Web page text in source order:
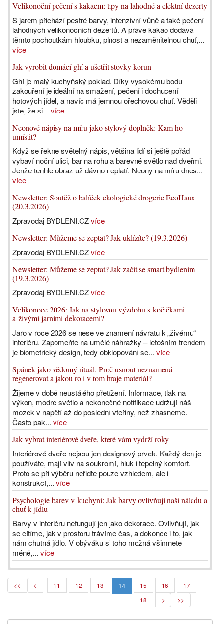
Velikonoční pečení s kakaem: tipy na lahodné a efektní dezerty
S jarem přichází pestré barvy, intenzivní vůně a také pečení
lahodných velikonočních dezertů. A právě kakao dodává
těmto pochoutkám hloubku, plnost a nezaměnitelnou chuť,...
více
Jak vyrobit domácí ghí a ušetřit stovky korun
Ghí je malý kuchyňský poklad. Díky vysokému bodu
zakouření je ideální na smažení, pečení i dochucení
hotových jídel, a navíc má jemnou ořechovou chuť. Věděli
jste, že si... více
Neonové nápisy na míru jako stylový doplněk: Kam ho
umístit?
Když se řekne světelný nápis, většina lidí si ještě pořád
vybaví noční ulici, bar na rohu a barevné světlo nad dveřmi.
Jenže tenhle obraz už dávno neplatí. Neony na míru dnes...
více
Newsletter: Soutěž o balíček ekologické drogerie EcoHaus
(20.3.2026)
Zpravodaj BYDLENI.CZvíce
Newsletter: Můžeme se zeptat? Jak uklízíte? (19.3.2026)
Zpravodaj BYDLENI.CZvíce
Newsletter: Můžeme se zeptat? Jak začít se smart bydlením
(19.3.2026)
Zpravodaj BYDLENI.CZvíce
Velikonoce 2026: Jak na stylovou výzdobu s kočičkami
a živými jarními dekoracemi?
Jaro v roce 2026 se nese ve znamení návratu k „živému“
interiéru. Zapomeňte na umělé náhražky – letošním trendem
je biometrický design, tedy obklopování se... více
Spánek jako vědomý rituál: Proč usnout neznamená
regenerovat a jakou roli v tom hraje materiál?
Žijeme v době neustálého přetížení. Informace, tlak na
výkon, modré světlo a nekonečné notifikace udržují náš
mozek v napětí až do poslední vteřiny, než zhasneme.
Často pak... více
Jak vybrat interiérové dveře, které vám vydrží roky
Interiérové dveře nejsou jen designový prvek. Každý den je
používáte, mají vliv na soukromí, hluk i tepelný komfort.
Proto se při výběru neřiďte pouze vzhledem, ale i
konstrukcí,... více
Psychologie barev v kuchyni: Jak barvy ovlivňují naši náladu a
chuť k jídlu
Barvy v interiéru nefungují jen jako dekorace. Ovlivňují, jak
se cítíme, jak v prostoru trávíme čas, a dokonce i to, jak
nám chutná jídlo. V obýváku si toho možná všimnete
méně,... více
<< < 11 12 13 14 15 16
17
18
> >>